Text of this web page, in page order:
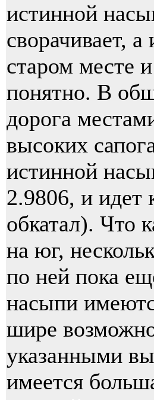
истинной
сворачивает,
старом месте
понятно. В
дорога
высоких
истинной
2.9806, и идет
обкатал). Что
на юг,
по ней пока
насыпи
шире
указанными
имеется